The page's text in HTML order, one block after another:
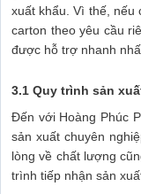
xuất khẩu. Vì thế, nếu
carton theo yêu cầu
được hỗ trợ nhanh
3.1 Quy trình sản
Đến với Hoàng Phúc
sản xuất chuyên
lòng về chất lượng
trình tiếp nhận sản